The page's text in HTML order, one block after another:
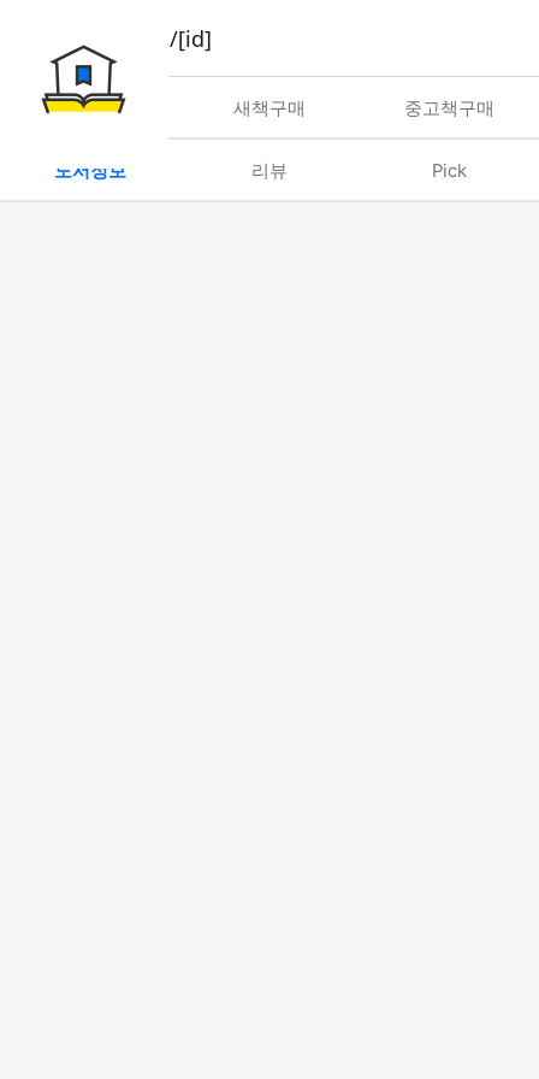
book/rent/[id]
대여 새책구매 중고책구매
도서정보 리뷰 Pick